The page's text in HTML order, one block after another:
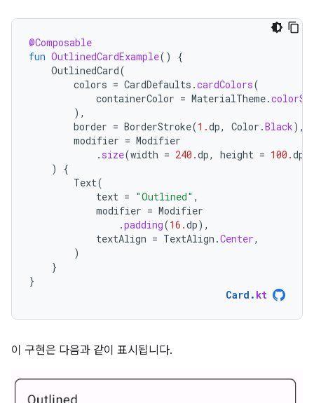
@Composable
fun OutlinedCardExample()
{
OutlinedCard(
colors = CardDefaults .cardColors(
containerColor = MaterialTheme.
),
border = BorderStroke(1.dp, Color .Black),
modifier = Modifier
. size(width = 240.dp, height = 100.dp
)
{
Text(
text = "Outlined" ,
modifier = Modifier
.padding(16.dp),
textAlign = TextAlign .Center,
)
}
}
Card . kt
이 구현은 다음과 같이 표시됩니다.